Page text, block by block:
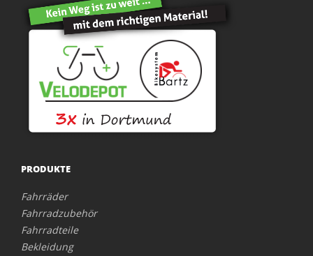
PRODUKTE
Fahrräder
Fahrradzubehör
Fahrradteile
Bekleidung